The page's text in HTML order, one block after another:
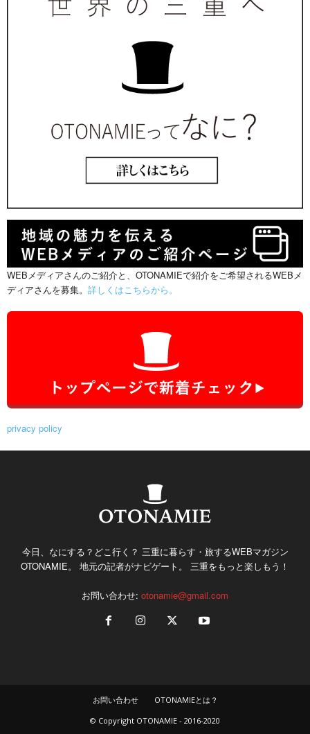
WEBメディアさんのご紹介と、OTONAMIEで紹介をご希望されるWEBメ
ディアさんを募集。 詳しくはこちらから。
privacy policy
今日、なにする？どこ行く？ 三重に暮らす・旅するWEBマガジン
OTONAMIE。 地元の記者がナビゲート。 三重をもっと楽しもう！
お問い合わせ: otonamie@gmail.com
お問い合わせ
OTONAMIEとは？
© Copyright OTONAMIE - 2016-2020